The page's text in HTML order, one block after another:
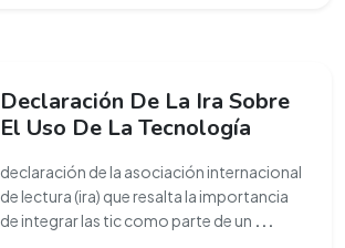
Declaración De La Ira Sobre
El Uso De La Tecnología
declaración de la asociación internacional
de lectura (ira) que resalta la importancia
de integrar las tic como parte de un ...